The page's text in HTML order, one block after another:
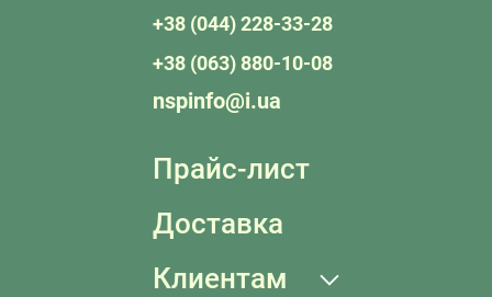
+38 (044) 228-33-28
+38 (063) 880-10-08
nspinfo@i.ua
Прайс-лист
Доставка
Клиентам